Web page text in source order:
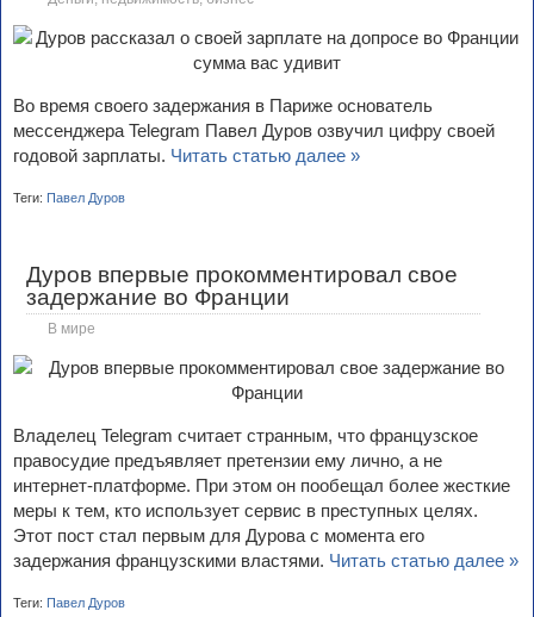
Во время своего задержания в Париже основатель
мессенджера Telegram Павел Дуров озвучил цифру своей
годовой зарплаты. Читать статью далее »
Теги: Павел Дуров
Дуров впервые прокомментировал свое
задержание во Франции
В мире
Владелец Telegram считает странным, что французское
правосудие предъявляет претензии ему лично, а не
интернет-платформе. При этом он пообещал более жесткие
меры к тем, кто использует сервис в преступных целях.
Этот пост стал первым для Дурова с момента его
задержания французскими властями. Читать статью далее »
Теги: Павел Дуров